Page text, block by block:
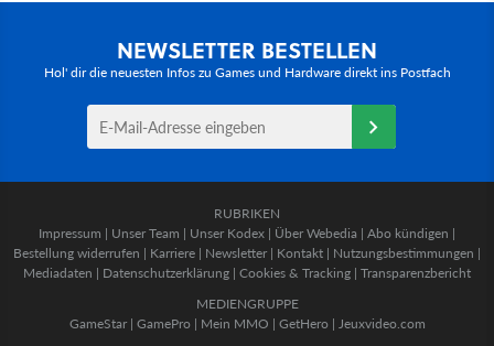
NEWSLETTER BESTELLEN
Hol' dir die neuesten Infos zu Games und Hardware direkt ins Postfach
RUBRIKEN
Impressum | Unser Team | Unser Kodex | Über Webedia | Abo kündigen |
Bestellung widerrufen | Karriere | Newsletter | Kontakt | Nutzungsbestimmungen |
Mediadaten | Datenschutzerklärung | Cookies & Tracking | Transparenzbericht
MEDIENGRUPPE
GameStar| GamePro | Mein MMO | GetHero | Jeuxvideo.com